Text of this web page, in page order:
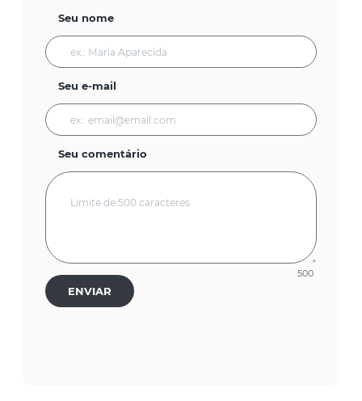
Seu nome
Seu e-mail
Seu comentário
500
ENVIAR